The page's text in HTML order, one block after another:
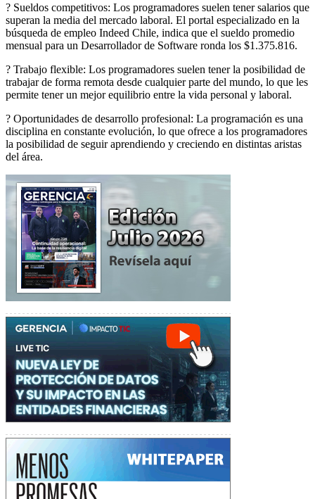
? Sueldos competitivos: Los programadores suelen tener salarios que
superan la media del mercado laboral. El portal especializado en la
búsqueda de empleo Indeed Chile, indica que el sueldo promedio
mensual para un Desarrollador de Software ronda los $1.375.816.
? Trabajo flexible: Los programadores suelen tener la posibilidad de
trabajar de forma remota desde cualquier parte del mundo, lo que les
permite tener un mejor equilibrio entre la vida personal y laboral.
? Oportunidades de desarrollo profesional: La programación es una
disciplina en constante evolución, lo que ofrece a los programadores
la posibilidad de seguir aprendiendo y creciendo en distintas aristas
del área.